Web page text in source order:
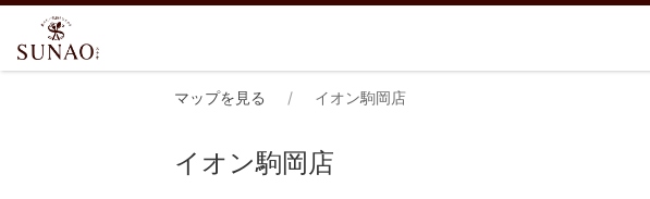
マップを見る イオン駒岡店
イオン駒岡店